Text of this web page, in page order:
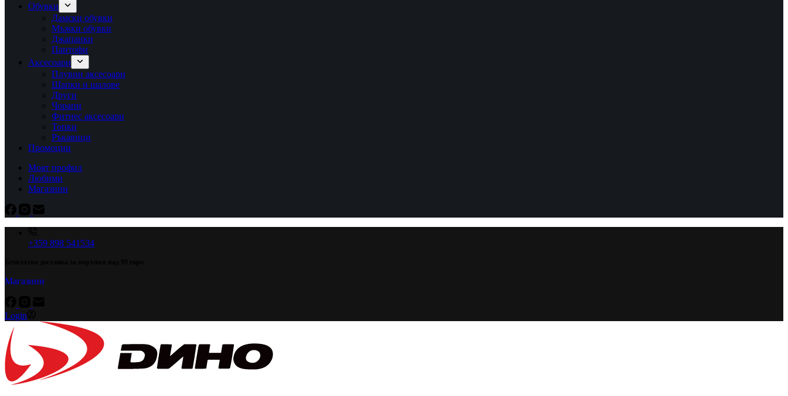
Обувки
Дамски обувки
Мъжки обувки
Джапанки
Пантофи
Аксесоари
Плувни аксесоари
Шапки и шалове
Други
Чорапи
Фитнес аксесоари
Топки
Ръкавици
Промоции
Моят профил
Любими
Магазини
+359 898 541534
Магазини
Login